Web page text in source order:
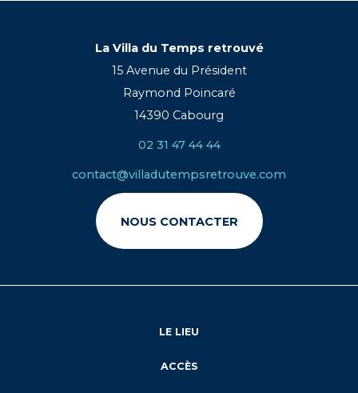
La Villa du Temps retrouvé
15 Avenue du Président
Raymond Poincaré
14390 Cabourg
02 31 47 44 44
contact@villadutempsretrouve.com
NOUS CONTACTER
LE LIEU
ACCÈS